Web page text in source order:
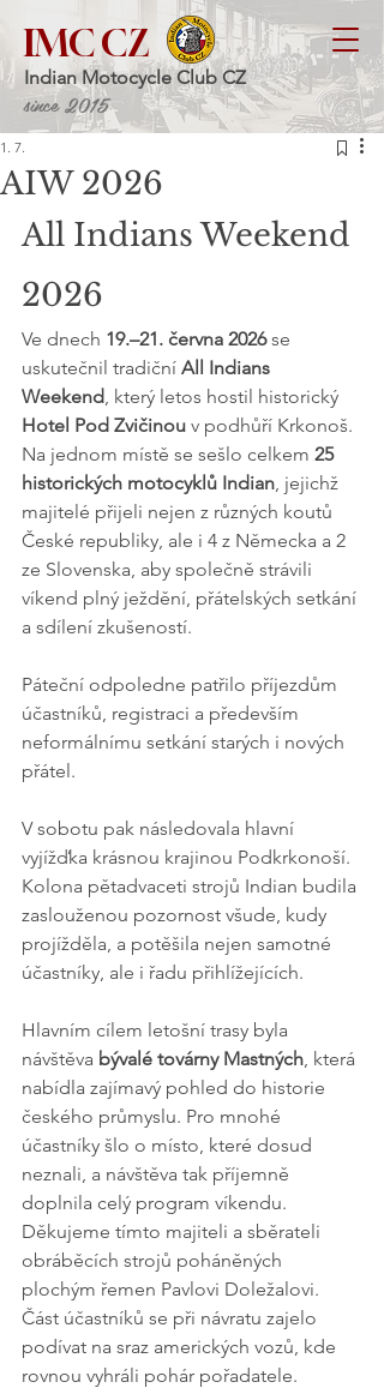
IMC CZ
Indian Motocycle Club CZ
since 2015
AIW 2026
1. 7.
All Indians Weekend
2026
Ve dnech 19.–21. června 2026 se
uskutečnil tradiční All Indians
Weekend, který letos hostil historický
Hotel Pod Zvičinou v podhůří Krkonoš.
Na jednom místě se sešlo celkem 25
historických motocyklů Indian, jejichž
majitelé přijeli nejen z různých koutů
České republiky, ale i 4 z Německa a 2
ze Slovenska, aby společně strávili
víkend plný ježdění, přátelských setkání
a sdílení zkušeností.
Páteční odpoledne patřilo příjezdům
účastníků, registraci a především
neformálnímu setkání starých i nových
přátel.
V sobotu pak následovala hlavní
vyjížďka krásnou krajinou Podkrkonoší.
Kolona pětadvaceti strojů Indian budila
zaslouženou pozornost všude, kudy
projížděla, a potěšila nejen samotné
účastníky, ale i řadu přihlížejících.
Hlavním cílem letošní trasy byla
návštěva bývalé továrny Mastných, která
nabídla zajímavý pohled do historie
českého průmyslu. Pro mnohé
účastníky šlo o místo, které dosud
neznali, a návštěva tak příjemně
doplnila celý program víkendu.
Děkujeme tímto majiteli a sběrateli
obráběcích strojů poháněných
plochým řemen Pavlovi Doležalovi.
Část účastníků se při návratu zajelo
podívat na sraz amerických vozů, kde
rovnou vyhráli pohár pořadatele.